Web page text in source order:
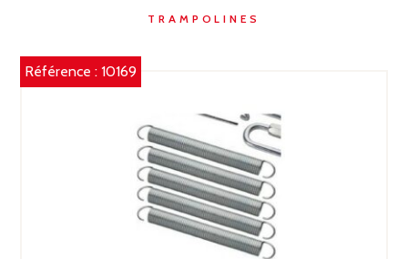
TRAMPOLINES
Référence :10169